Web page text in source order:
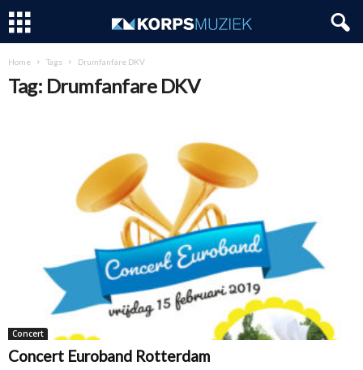
Home Tags Drumfanfare DKV
Tag: Drumfanfare DKV
Concert
Concert Euroband Rotterdam